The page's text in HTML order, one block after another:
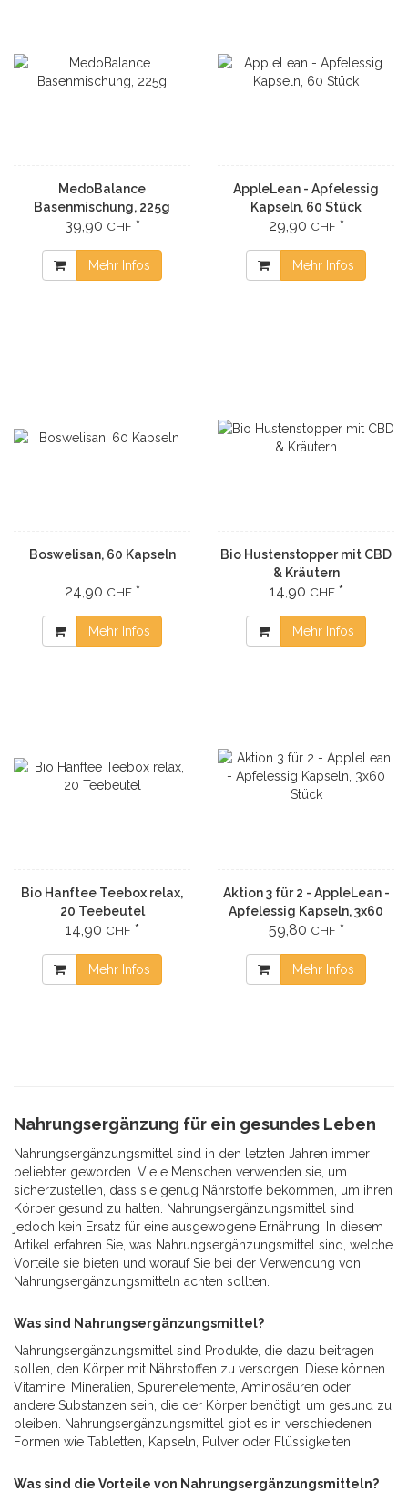
MedoBalance
Basenmischung, 225g
39,90 CHF*
Mehr Infos
AppleLean - Apfelessig
Kapseln, 60 Stück
29,90 CHF*
Mehr Infos
Boswelisan, 60 Kapseln
24,90 CHF*
Mehr Infos
Bio Hustenstopper mit CBD
& Kräutern
14,90 CHF*
Mehr Infos
Bio Hanftee Teebox relax,
20 Teebeutel
14,90 CHF*
Mehr Infos
Aktion 3 für 2 - AppleLean -
Apfelessig Kapseln, 3x60
Stück
59,80 CHF*
Mehr Infos
Nahrungsergänzung für ein gesundes Leben
Nahrungsergänzungsmittel sind in den letzten Jahren immer
beliebter geworden. Viele Menschen verwenden sie, um
sicherzustellen, dass sie genug Nährstoffe bekommen, um ihren
Körper gesund zu halten. Nahrungsergänzungsmittel sind
jedoch kein Ersatz für eine ausgewogene Ernährung. In diesem
Artikel erfahren Sie, was Nahrungsergänzungsmittel sind, welche
Vorteile sie bieten und worauf Sie bei der Verwendung von
Nahrungsergänzungsmitteln achten sollten.
Was sind Nahrungsergänzungsmittel?
Nahrungsergänzungsmittel sind Produkte, die dazu beitragen
sollen, den Körper mit Nährstoffen zu versorgen. Diese können
Vitamine, Mineralien, Spurenelemente, Aminosäuren oder
andere Substanzen sein, die der Körper benötigt, um gesund zu
bleiben. Nahrungsergänzungsmittel gibt es in verschiedenen
Formen wie Tabletten, Kapseln, Pulver oder Flüssigkeiten.
Was sind die Vorteile von Nahrungsergänzungsmitteln?